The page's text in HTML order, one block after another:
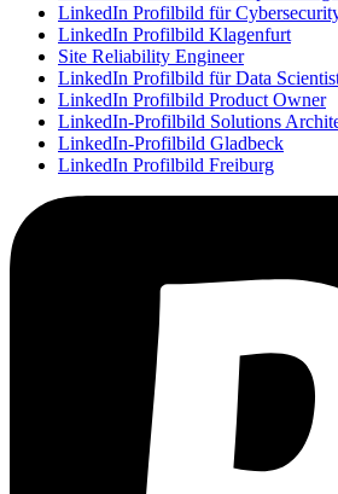
LinkedIn Profilbild für
LinkedIn Profilbild Klagenfurt
Site Reliability Engineer
LinkedIn Profilbild für Data
LinkedIn Profilbild Product Owner
LinkedIn-Profilbild Solutions
LinkedIn-Profilbild Gladbeck
LinkedIn Profilbild Freiburg